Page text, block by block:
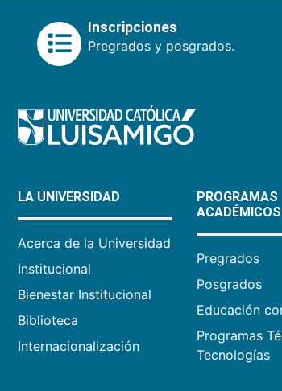
Inscripciones
Pregrados y posgrados.
LA UNIVERSIDAD
Acerca de la Universidad
Institucional
Bienestar Institucional
Biblioteca
Internacionalización
PROGRAMAS
ACADÉMICOS
Pregrados
Posgrados
Educación
Programas
Tecnologías